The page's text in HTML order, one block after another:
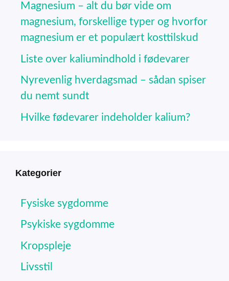
Magnesium – alt du bør vide om
magnesium, forskellige typer og hvorfor
magnesium er et populært kosttilskud
Liste over kaliumindhold i fødevarer
Nyrevenlig hverdagsmad – sådan spiser
du nemt sundt
Hvilke fødevarer indeholder kalium?
Kategorier
Fysiske sygdomme
Psykiske sygdomme
Kropspleje
Livsstil